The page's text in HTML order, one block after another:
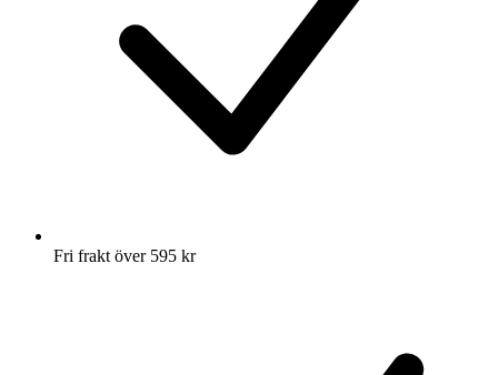
Fri frakt över 595 kr